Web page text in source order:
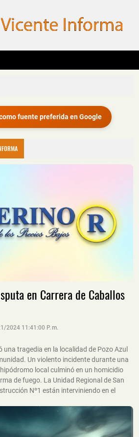
fuente preferida en Google
en Carrera de Caballos
2024 11:41:00 P. M.
una tragedia en la localidad de Pozo Azul
Un violento incidente durante una
local culminó en un homicidio
de fuego. La Unidad Regional de San
Nº1 están interviniendo en el